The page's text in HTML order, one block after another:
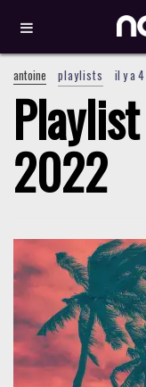
antoine playlists il y a
2022